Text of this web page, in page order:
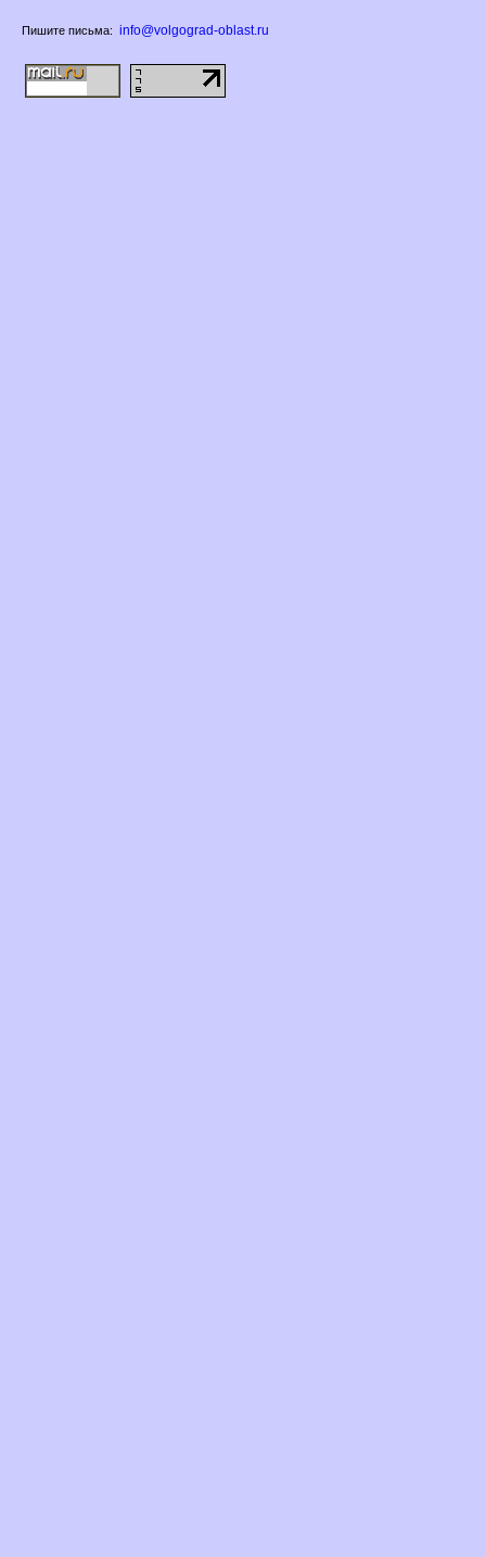
Пишите письма: info@volgograd-oblast.ru